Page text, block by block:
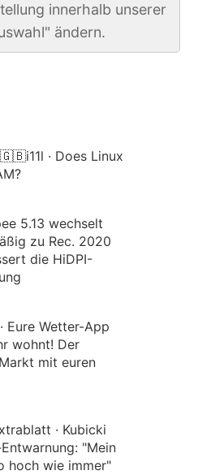
innerhalb unserer
ändern.
· Does Linux
5.13 wechselt
zu Rec. 2020
die HiDPI-
Eure Wetter-App
wohnt! Der
mit euren
· Kubicki
"Mein
hoch wie immer"